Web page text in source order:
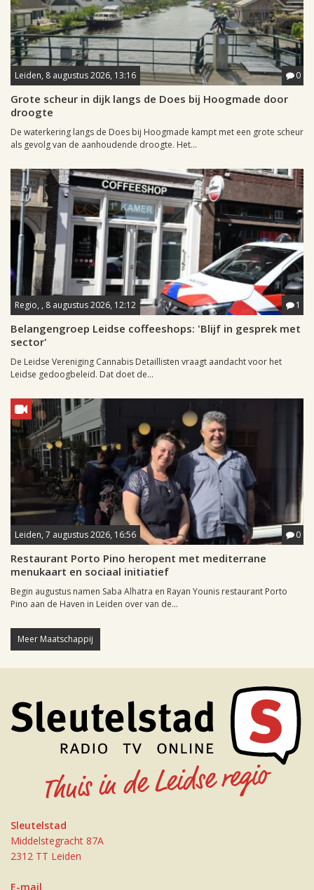
Leiden, 8 augustus 2026, 13:16 0
Grote scheur in dijk langs de Does bij Hoogmade door
droogte
De waterkering langs de Does bij Hoogmade kampt met een grote scheur
als gevolg van de aanhoudende droogte. Het...
Regio, , 8 augustus 2026, 12:12 1
Belangengroep Leidse coffeeshops: 'Blijf in gesprek met
sector'
De Leidse Vereniging Cannabis Detaillisten vraagt aandacht voor het
Leidse gedoogbeleid. Dat doet de...
Leiden, 7 augustus 2026, 16:56 0
Restaurant Porto Pino heropent met mediterrane
menukaart en sociaal initiatief
Begin augustus namen Saba Alhatra en Rayan Younis restaurant Porto
Pino aan de Haven in Leiden over van de...
Meer Maatschappij
Sleutelstad
Middelstegracht 87A
2312 TT Leiden
E-mail